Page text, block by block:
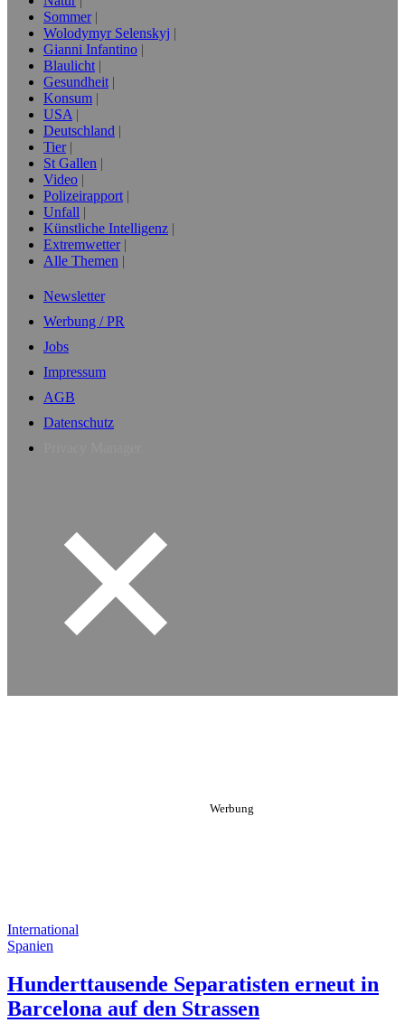
Sommer
Wolodymyr Selenskyj
Gianni Infantino
Blaulicht
Gesundheit
Konsum
USA
Deutschland
Tier
St Gallen
Video
Polizeirapport
Unfall
Künstliche Intelligenz
Extremwetter
Alle Themen
Newsletter
Werbung / PR
Jobs
Impressum
AGB
Datenschutz
International
Spanien
Hunderttausende Separatisten erneut in
Barcelona auf den Strassen